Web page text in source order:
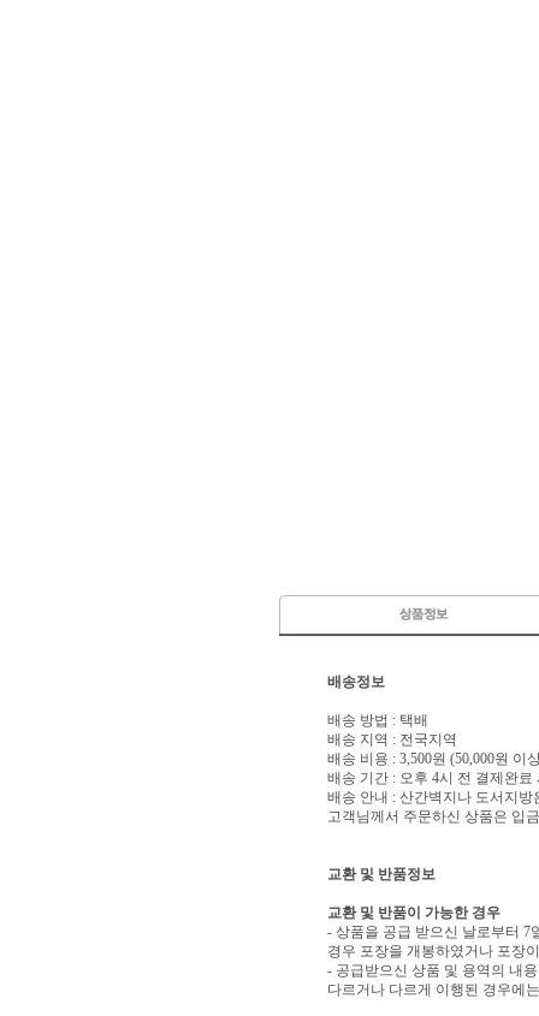
배송정보
배송 방법 : 택배
배송 지역 : 전국지역
배송 비용 : 3,500원 (50,000원 이
배송 기간 : 오후 4시 전 결제완료
배송 안내 : 산간벽지나 도서지
고객님께서 주문하신 상품은 입
교환 및 반품정보
교환 및 반품이 가능한 경우
- 상품을 공급 받으신 날로부터 7
경우 포장을 개봉하였거나 포장
- 공급받으신 상품 및 용역의 내
다르거나 다르게 이행된 경우에